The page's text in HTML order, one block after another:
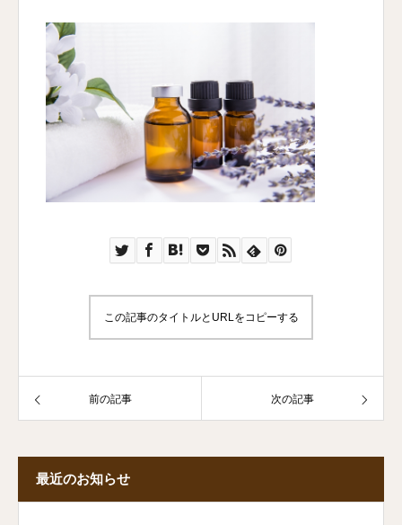
この記事のタイトルとURLをコピーする
前の記事 次の記事
最近のお知らせ